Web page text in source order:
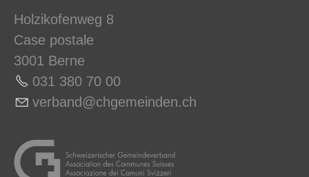
Holzikofenweg 8
Case postale
3001 Berne
031 380 70 00
v rb nd chg m nd n ch